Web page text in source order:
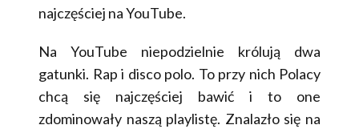
najczęściej na YouTube.
Na YouTube niepodzielnie królują dwa
gatunki. Rap i disco polo. To przy nich Polacy
chcą się najczęściej bawić i to one
zdominowały naszą playlistę. Znalazło się na